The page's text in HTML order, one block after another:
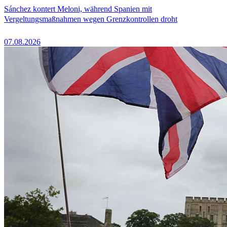
Sánchez kontert Meloni, während Spanien mit
Vergeltungsmaßnahmen wegen Grenzkontrollen droht
07.08.2026